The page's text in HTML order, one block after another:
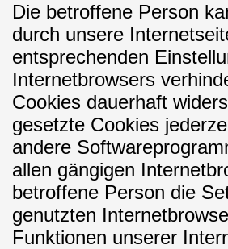
Die betroffene Person
durch unsere
entsprechenden
Internetbrowsers
Cookies dauerhaft
gesetzte Cookies
andere
allen gängigen
betroffene Person die
genutzten
Funktionen unserer